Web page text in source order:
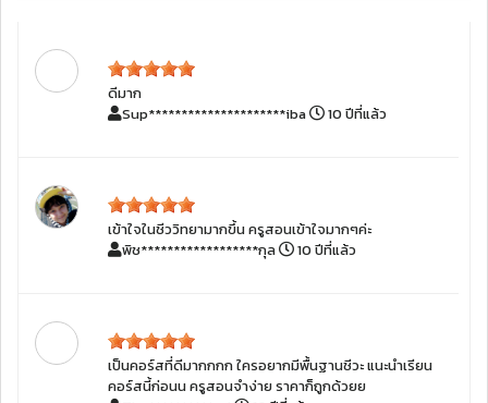
ดีมาก
Sup*********************iba
10 ปีที่แล้ว
เข้าใจในชีววิทยามากขึ้น ครูสอนเข้าใจมากๆค่ะ
พิช******************กุล
10 ปีที่แล้ว
เป็นคอร์สที่ดีมากกกก ใครอยากมีพื้นฐานชีวะ แนะนำเรียน
คอร์สนี้ก่อนน ครูสอนจำง่าย ราคาก็ถูกด้วยย